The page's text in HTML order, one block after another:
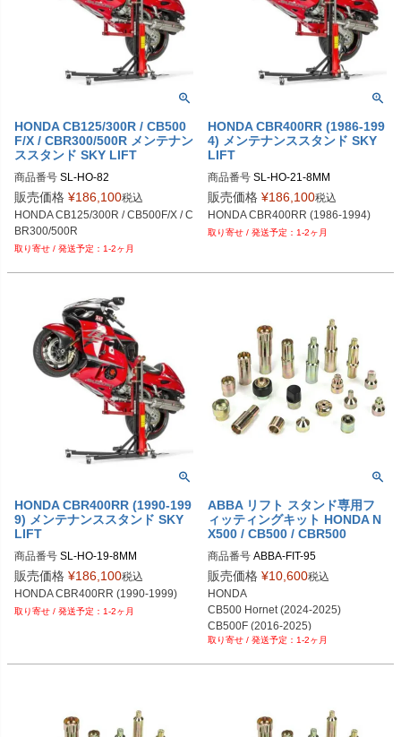
HONDA CB125/300R / CB500
F/X / CBR300/500R メンテナン
ススタンド SKY LIFT
商品番号 SL-HO-82
販売価格 ¥186,100税込
HONDA CB125/300R / CB500F/X / C
BR300/500R
1-2ヶ月
HONDA CBR400RR (1986-199
4) メンテナンススタンド SKY
LIFT
商品番号 SL-HO-21-8MM
販売価格 ¥186,100税込
HONDA CBR400RR (1986-1994)
1-2ヶ月
HONDA CBR400RR (1990-199
9) メンテナンススタンド SKY
LIFT
商品番号 SL-HO-19-8MM
販売価格 ¥186,100税込
HONDA CBR400RR (1990-1999)
1-2ヶ月
ABBA リフト スタンド専用フ
ィッティングキット HONDA N
X500 / CB500 / CBR500
商品番号 ABBA-FIT-95
販売価格 ¥10,600税込
HONDA
CB500 Hornet (2024-2025)
CB500F (2016-2025)
CB500X (2019-2023) 1-2ヶ月